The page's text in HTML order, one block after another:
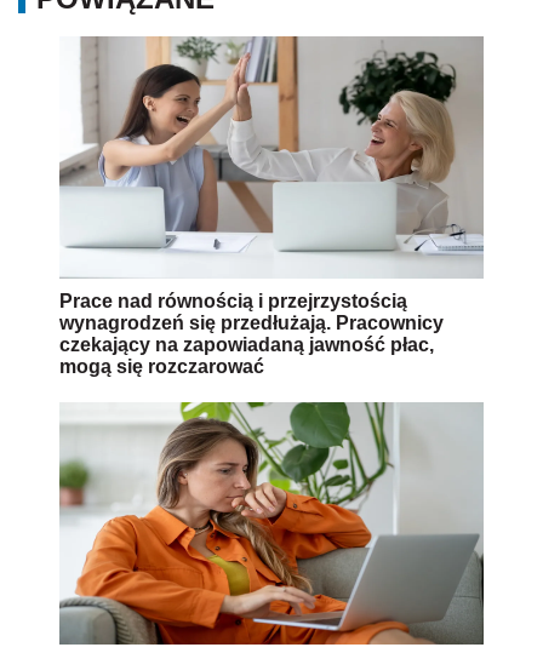
Prace nad równością i przejrzystością
wynagrodzeń się przedłużają. Pracownicy
czekający na zapowiadaną jawność płac,
mogą się rozczarować